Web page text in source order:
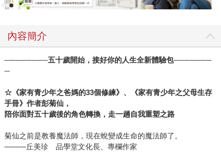
內容簡介
────────五十歲開始，接好你的人生全新體驗包───────
─
☆《家有青少年之爸媽的33個修練》、《家有青少年之父母生存
手冊》作者彭菊仙，
陪你面對五十歲後的角色轉換，走一趟自我重塑之路
菊仙之前是教養魔法師，現在蛻變成生命的魔法師了。
────丘美珍 品學堂文化長、專欄作家